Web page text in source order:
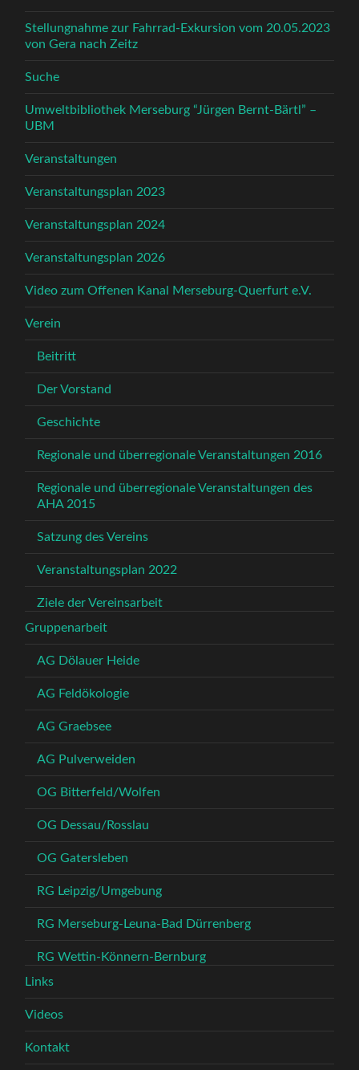
Stellungnahme zur Fahrrad-Exkursion vom 20.05.2023
von Gera nach Zeitz
Suche
Umweltbibliothek Merseburg “Jürgen Bernt-Bärtl” –
UBM
Veranstaltungen
Veranstaltungsplan 2023
Veranstaltungsplan 2024
Veranstaltungsplan 2026
Video zum Offenen Kanal Merseburg-Querfurt e.V.
Verein
Beitritt
Der Vorstand
Geschichte
Regionale und überregionale Veranstaltungen 2016
Regionale und überregionale Veranstaltungen des
AHA 2015
Satzung des Vereins
Veranstaltungsplan 2022
Ziele der Vereinsarbeit
Gruppenarbeit
AG Dölauer Heide
AG Feldökologie
AG Graebsee
AG Pulverweiden
OG Bitterfeld/Wolfen
OG Dessau/Rosslau
OG Gatersleben
RG Leipzig/Umgebung
RG Merseburg-Leuna-Bad Dürrenberg
RG Wettin-Könnern-Bernburg
Links
Videos
Kontakt